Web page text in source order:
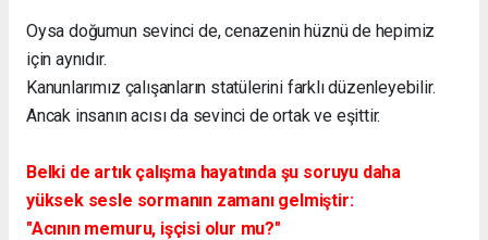
Oysa doğumun sevinci de, cenazenin hüznü de hepimiz
için aynıdır.
Kanunlarımız çalışanların statülerini farklı düzenleyebilir.
Ancak insanın acısı da sevinci de ortak ve eşittir.
Belki de artık çalışma hayatında şu soruyu daha
yüksek sesle sormanın zamanı gelmiştir:
"Acının memuru, işçisi olur mu?"